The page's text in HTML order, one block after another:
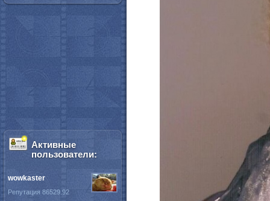
Активные
пользователи:
wowkaster
Репутация 86529.92